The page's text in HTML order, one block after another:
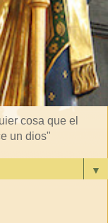
cosa que el
un dios"
▼